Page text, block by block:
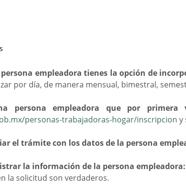
empleadora tienes la opción de
por día, de manera mensual, bimestral,
persona empleadora que por
personas-trabajadoras-hogar/inscripcion y
el trámite con los datos de la persona
la información de la persona empleadora:
la solicitud son verdaderos.